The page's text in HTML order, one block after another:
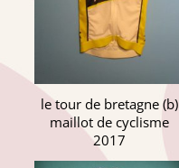
le tour de bretagne (b)
maillot de cyclisme
2017